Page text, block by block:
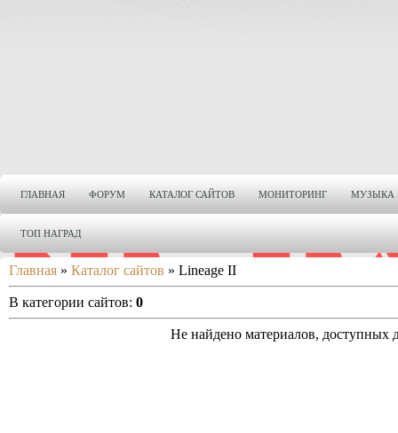
ГЛАВНАЯ ФОРУМ КАТАЛОГ САЙТОВ МОНИТОРИНГ МУЗЫКА
ТОП НАГРАД
Главная » Каталог сайтов » Lineage II
В категории сайтов: 0
Не найдено материалов, доступных